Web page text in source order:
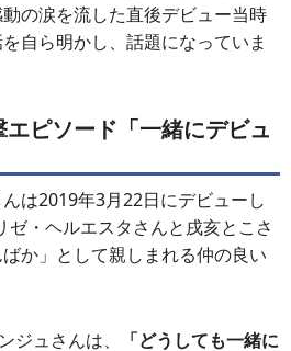
の涙を流した直後デビュー当時
自ら明かし、話題になっていま
ピソード「一緒にデビュ
は2019年3月22日にデビューし
・ヘルエスタさんと戌亥とこさ
か」として親しまれる仲の良い
ジュさんは、
「どうしても一緒に